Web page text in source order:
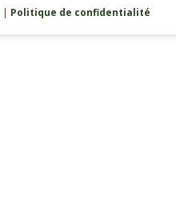
| Politique de confidentialité